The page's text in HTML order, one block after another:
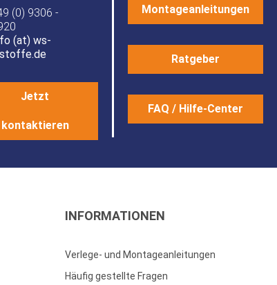
(0) 9306 -
(at) ws-
Jetzt
kontaktieren
Montageanleitungen
Ratgeber
FAQ / Hilfe-Center
INFORMATIONEN
Verlege- und Montageanleitungen
Häufig gestellte Fragen